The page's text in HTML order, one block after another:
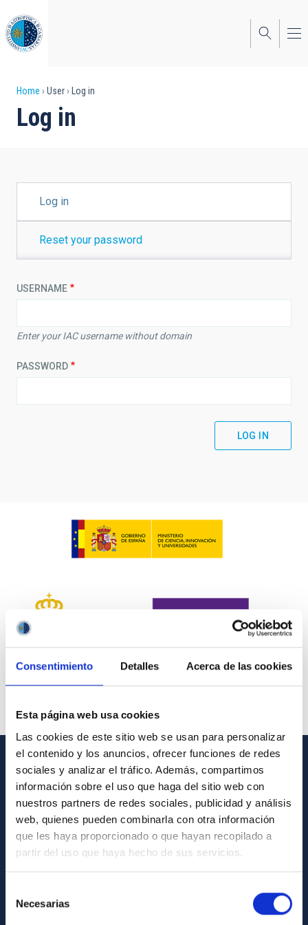
Consentimiento Detalles Acerca de las cookies
Esta página web usa cookies
Las cookies de este sitio web se usan para personalizar
el contenido y los anuncios, ofrecer funciones de redes
sociales y analizar el tráfico. Además, compartimos
información sobre el uso que haga del sitio web con
nuestros partners de redes sociales, publicidad y análisis
web, quienes pueden combinarla con otra información
que les haya proporcionado o que hayan recopilado a
partir del uso que haya hecho de sus servicios.
Necesarias
to
main
content
Breadcrumb
Home User Log in
Log in
TABSLog in
Reset your password
USERNAME
Enter your IAC username without domain
PASSWORD
GENERAL INFORMATION
Contact
How to get to the IAC
List of personnel
Library
General register